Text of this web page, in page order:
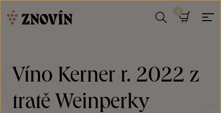
Víno Kerner r. 2022 z
tratě Weinperky